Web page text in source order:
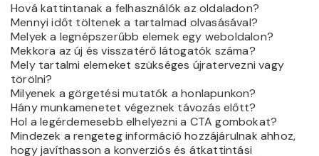
Hová kattintanak a felhasználók az oldaladon?
Mennyi időt töltenek a tartalmad olvasásával?
Melyek a legnépszerűbb elemek egy weboldalon?
Mekkora az új és visszatérő látogatók száma?
Mely tartalmi elemeket szükséges újratervezni vagy
törölni?
Milyenek a görgetési mutatók a honlapunkon?
Hány munkamenetet végeznek távozás előtt?
Hol a legérdemesebb elhelyezni a CTA gombokat?
Mindezek a rengeteg információ hozzájárulnak ahhoz,
hogy javíthasson a konverziós és átkattintási